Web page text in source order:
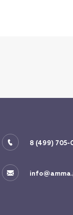
8 (499) 705-